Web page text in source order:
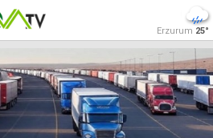
Erzurum 25°